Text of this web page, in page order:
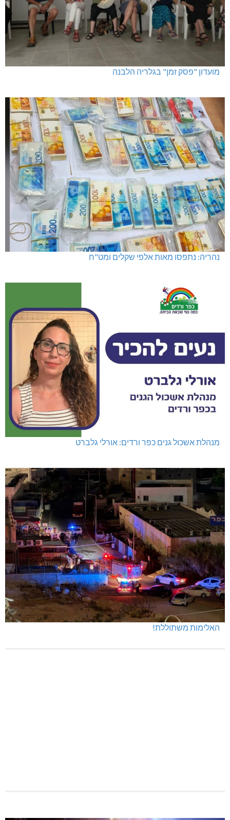
מועדון "פסק זמן" בגלריה הלבנה
נהריה: נתפסו מאות אלפי שקלים ומט"ח
מנהלת אשכול גנים כפר ורדים: אורלי גלברט
האלימות משתוללת!